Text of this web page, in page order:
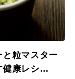
粒マスター
健康レシ